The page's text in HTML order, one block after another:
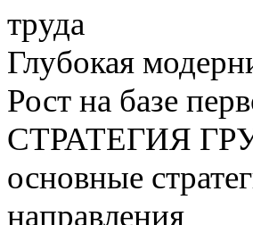
труда
Глубокая
Рост на базе
СТРАТЕГИЯ
основные
направления